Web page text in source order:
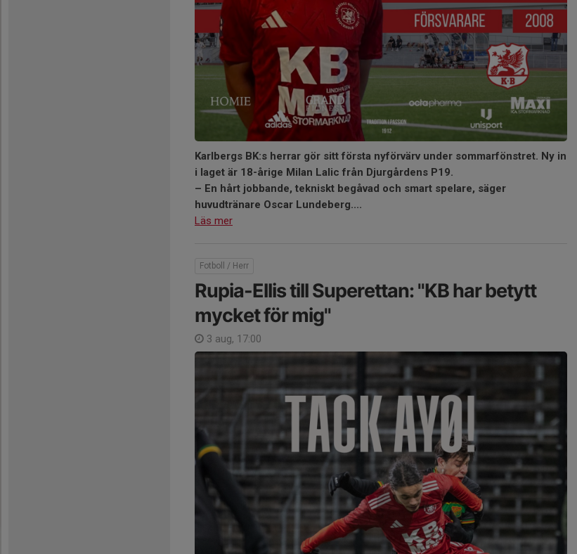
Karlbergs BK:s herrar gör sitt första nyförvärv under sommarfönstret. Ny in
i laget är 18-årige Milan Lalic från Djurgårdens P19.
– En hårt jobbande, tekniskt begåvad och smart spelare, säger
huvudtränare Oscar Lundeberg....
Läs mer
Fotboll / Herr
Rupia-Ellis till Superettan: "KB har betytt
mycket för mig"
3 aug, 17:00